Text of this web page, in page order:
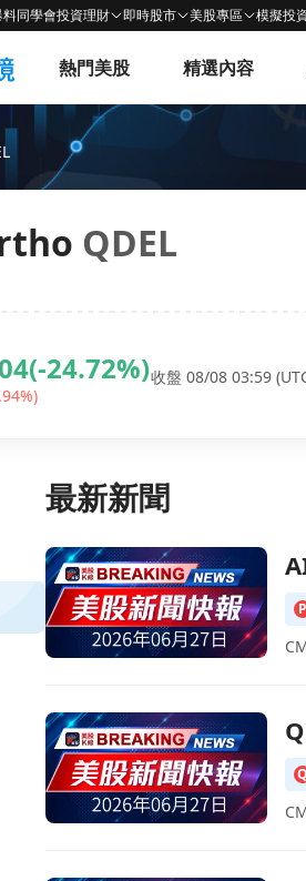
料同學會投資理財 即時股市 美股專區 模擬投
熱門美股 精選內容
QDEL
(-24.72%)收盤 08/08 03:59
最新新聞
前往AI國安紅線拉高警戒、企業
前往QuidelOrtho計畫以15億美